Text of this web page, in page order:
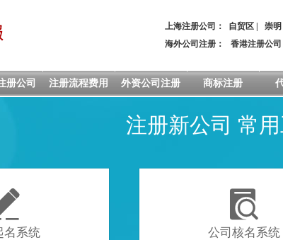
上海注册公司： 自贸区 崇明
海外公司注册：
香港注册公司
册公司 注册流程费用 外资公司注册 商标注册
注册新公司 常
名系统

公司核名系统